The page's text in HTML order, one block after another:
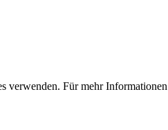
verwenden. Für mehr